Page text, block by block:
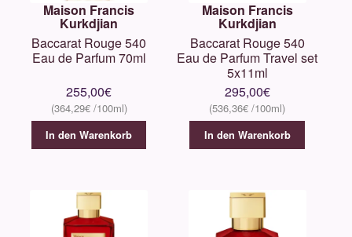
Maison Francis
Kurkdjian
Baccarat Rouge 540
Eau de Parfum 70ml
255,00€
364,29€
In den Warenkorb
Maison Francis
Kurkdjian
Baccarat Rouge 540
Eau de Parfum Travel set
5x11ml
295,00€
536,36€
In den Warenkorb